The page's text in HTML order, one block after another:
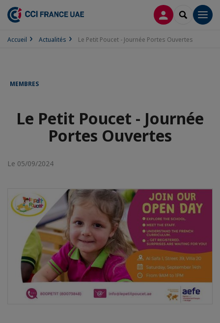
CONNEXION
Accueil Actualités Le Petit Poucet - Journée Portes Ouvertes
MEMBRES
Le Petit Poucet - Journée
Portes Ouvertes
Le 05/09/2024